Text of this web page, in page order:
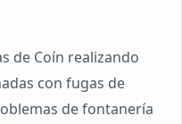
de Coín realizando
con fugas de
de fontanería